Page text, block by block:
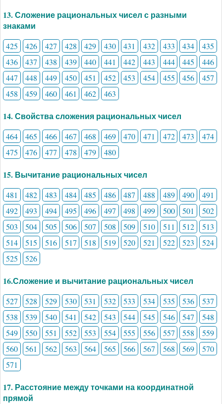
13. Сложение рациональных чисел с разными
знаками
425 426 427 428 429 430 431 432 433 434
435
436
437 438 439 440 441 442 443 444 445
446
447
448 449 450 451 452 453 454 455 456
457
458
459 460 461 462 463
14. Свойства сложения рациональных чисел
464 465 466 467 468 469 470 471 472 473
474
475
476 477 478 479 480
15. Вычитание рациональных чисел
481 482 483 484 485 486 487 488 489 490
491
492
493 494 495 496 497 498 499 500 501
502
503
504 505 506 507 508 509 510 511 512
513
514
515 516 517 518 519 520 521 522 523
524
525
526
16.Сложение и вычитание рациональных чисел
527 528 529 530 531 532 533 534 535 536
537
538
539 540 541 542 543 544 545 546 547
548
549
550 551 552 553 554 555 556 557 558
559
560
561 562 563 564 565 566 567 568 569
570
571
17. Расстояние между точками на координатной
прямой